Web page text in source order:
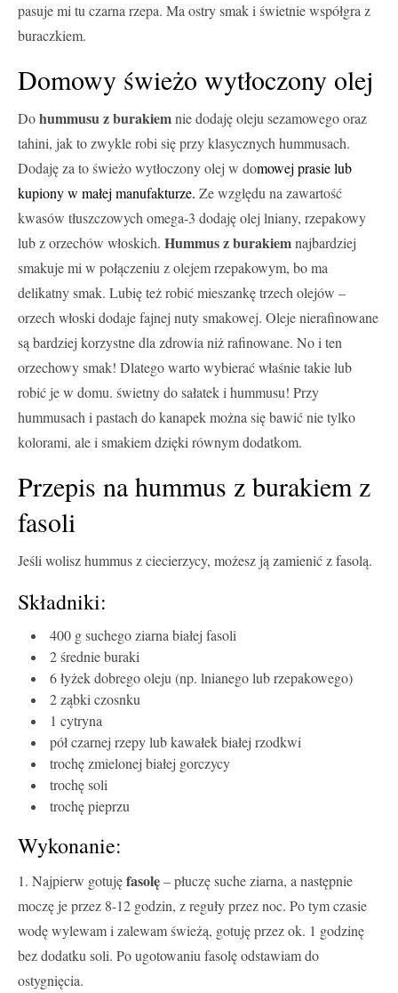
pasuje mi tu czarna rzepa. Ma ostry smak i świetnie współgra z
buraczkiem.
Domowy świeżo wytłoczony olej
Dohummusuz burakiemnie dodaję oleju sezamowego oraz
tahini, jak to zwykle robi się przy klasycznych hummusach.
Dodaję za to świeżo wytłoczony olej w domowej prasie lub
kupiony w małej manufakturze. Ze względu na zawartość
kwasów tłuszczowych omega-3 dodaję olej lniany, rzepakowy
lub z orzechów włoskich. Hummus z burakiemnajbardziej
smakuje mi w połączeniu z olejem rzepakowym, bo ma
delikatny smak. Lubię też robić mieszankę trzech olejów –
orzech włoski dodaje fajnej nuty smakowej. Oleje nierafinowane
są bardziej korzystne dla zdrowia niż rafinowane. No i ten
orzechowy smak! Dlatego warto wybierać właśnie takie lub
robić je w domu. świetny do sałatek i hummusu! Przy
hummusach i pastach do kanapek można się bawić nie tylko
kolorami, ale i smakiem dzięki równym dodatkom.
Przepis na hummus z burakiem z
fasoli
Jeśli wolisz hummus z ciecierzycy, możesz ją zamienić z fasolą.
Składniki:
400 g suchego ziarna białej fasoli
2 średnie buraki
6 łyżek dobrego oleju (np. lnianego lub rzepakowego)
2 ząbki czosnku
1 cytryna
pół czarnej rzepy lub kawałek białej rzodkwi
trochę zmielonej białej gorczycy
trochę soli
trochę pieprzu
Wykonanie:
1. Najpierw gotujęfasolę– płuczę suche ziarna, a następnie
moczę je przez 8-12 godzin, z reguły przez noc. Po tym czasie
wodę wylewam i zalewam świeżą, gotuję przez ok. 1 godzinę
bez dodatku soli. Po ugotowaniu fasolę odstawiam do
ostygnięcia.